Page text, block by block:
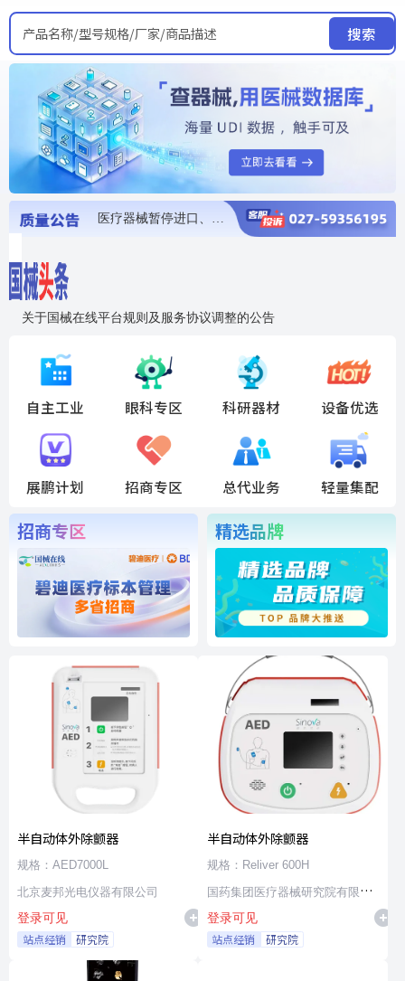
产品名称/型号规格/厂家/商品描述 搜索
关于国械在线平台规则及服务协议调整的公告
国药创研AED开启全国招商
自主工业 眼科专区 科研器材 设备优选
展鹏计划 招商专区 总代业务 轻量集配
招商专区 精选品牌
半自动体外除颤器
规格：AED7000L
北京麦邦光电仪器有限公司
登录可见
站点经销 研究院
半自动体外除颤器
规格：Reliver 600H
国药集团医疗器械研究院有限公
司
登录可见
站点经销 研究院